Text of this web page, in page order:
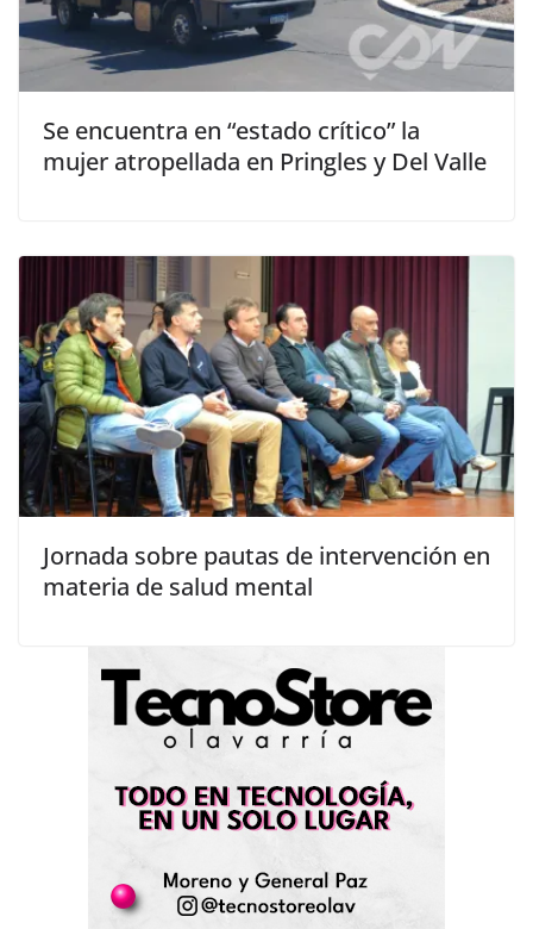
Se encuentra en “estado crítico” la
mujer atropellada en Pringles y Del Valle
Jornada sobre pautas de intervención en
materia de salud mental